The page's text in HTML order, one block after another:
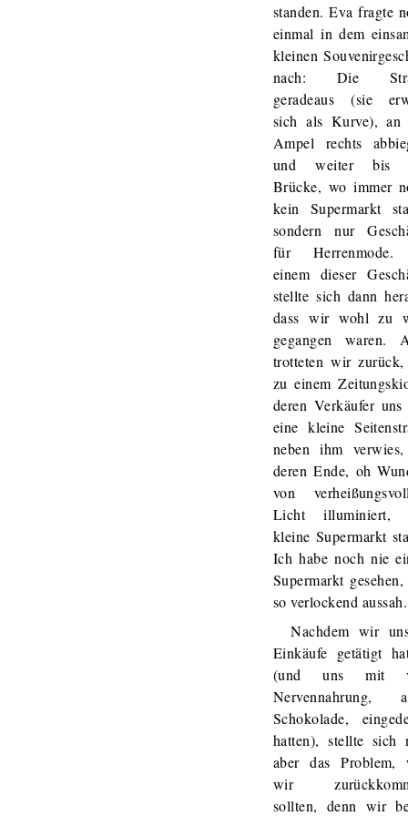
standen. Eva fragte
einmal in dem
kleinen
nach: Die
geradeaus (sie
sich als Kurve), an
Ampel rechts
und weiter bis
Brücke, wo immer
kein Supermarkt
sondern nur
für
einem dieser
stellte sich dann
dass wir wohl zu
gegangen waren.
trotteten wir
zu einem
deren Verkäufer
eine kleine
neben ihm
deren Ende, oh
von
Licht illuminiert,
kleine Supermarkt
Ich habe noch nie
Supermarkt
so verlockend aussah.
Nachdem wir
Einkäufe getätigt
(und uns mit
Nervennahrung,
Schokolade,
hatten), stellte sich
aber das Problem,
wir
sollten, denn wir